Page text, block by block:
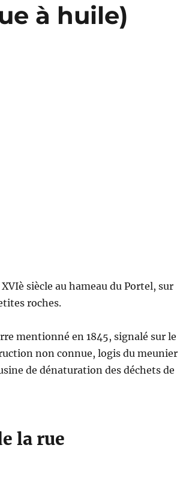
à huile)
siècle au hameau du Portel, sur
roches.
mentionné en 1845, signalé sur le
non connue, logis du meunier
de dénaturation des déchets de
la rue